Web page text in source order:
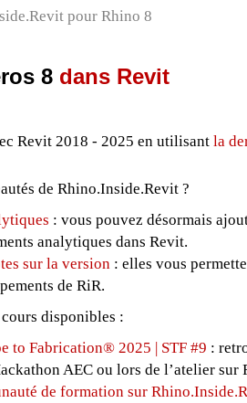
pour Rhino 8
8 dans Revit
Revit 2018 - 2025 en utilisant la
de Rhino.Inside.Revit ?
: vous pouvez désormais
analytiques dans Revit.
sur la version : elles vous
de RiR.
disponibles :
to Fabrication® 2025 | STF #9 :
AEC ou lors de l’atelier
de formation sur